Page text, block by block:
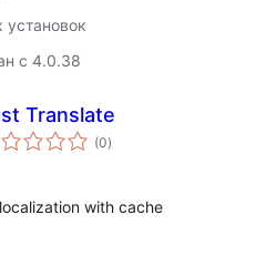
установок
с 4.0.38
Translate
(0общий
рейтинг
)
with cache